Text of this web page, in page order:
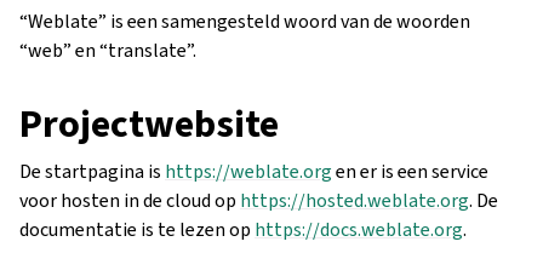
“Weblate” is een samengesteld woord van de woorden
“web” en “translate”.
Projectwebsite
De startpagina is https://weblate.orgen er is een service
voor hosten in de cloud op https://hosted.weblate.org. De
documentatie is te lezen op https://docs.weblate.org.